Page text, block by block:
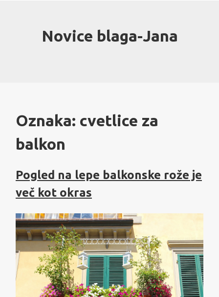
Novice blaga-Jana
Oznaka: cvetlice za
balkon
Pogled na lepe balkonske rože je
več kot okras